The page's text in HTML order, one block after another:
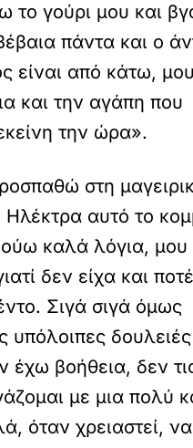
το γούρι μου και
πάντα και ο
είναι από κάτω, μου
και την αγάπη που
την ώρα».
στη
Ηλέκτρα αυτό το
καλά λόγια, μου
δεν είχα και ποτέ
Σιγά σιγά όμως
υπόλοιπες
έχω βοήθεια, δεν
με μια πολύ
όταν χρειαστεί,